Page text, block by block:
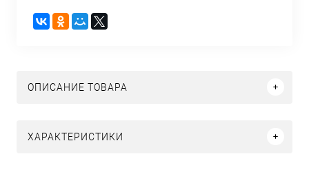
ОПИСАНИЕ ТОВАРА
ХАРАКТЕРИСТИКИ